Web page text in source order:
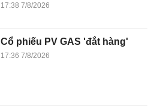
17:38 7/8/2026
Cổ phiếu PV GAS 'đắt hàng'
17:36 7/8/2026